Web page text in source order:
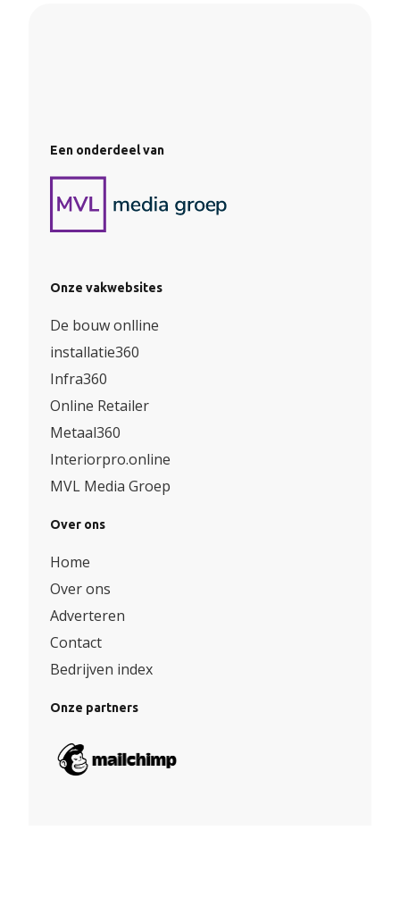
Een onderdeel van
Onze vakwebsites
De bouw onlline
installatie360
Infra360
Online Retailer
Metaal360
Interiorpro.online
MVL Media Groep
Over ons
Home
Over ons
Adverteren
Contact
Bedrijven index
Onze partners